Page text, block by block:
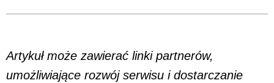
Artykuł może zawierać linki partnerów,
umożliwiające rozwój serwisu i dostarczanie